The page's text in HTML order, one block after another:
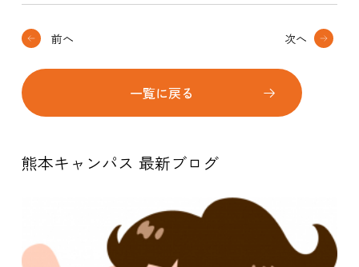
前へ
一覧に戻る
次へ
熊本キャンパス 最新ブログ